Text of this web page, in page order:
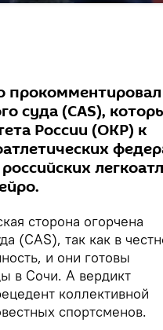
прокомментировал
суда (CAS),
России (ОКР) к
сторона огорчена
(CAS), так как в
и они готовы
в Сочи. А вердикт
коллективной
спортсменов.